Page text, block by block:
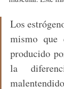
Los
mismo que
producido
la